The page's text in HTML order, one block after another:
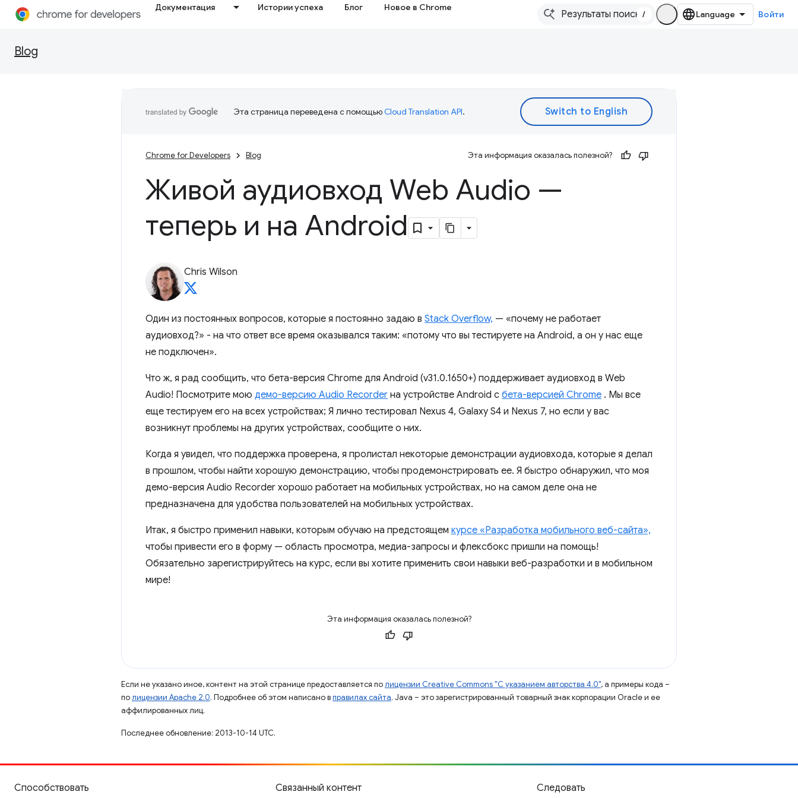
Документация Истории успеха Блог Новое в Chrome
/ Войти
Blog
Эта страница переведена с помощьюCloud Translation API.
Chrome for Developers Blog Эта информация оказалась полезной?
Живой аудиовход Web Audio —
теперь и на Android
Chris Wilson
Один из постоянных вопросов, которые я постоянно задаю в Stack Overflow, — «почему не работает
аудиовход?» - на что ответ все время оказывался таким: «потому что вы тестируете на Android, а он у нас еще
не подключен».
Что ж, я рад сообщить, что бета-версия Chrome для Android (v31.0.1650+) поддерживает аудиовход в Web
Audio! Посмотрите мою демо-версию Audio Recorder на устройстве Android с бета-версией Chrome . Мы все
еще тестируем его на всех устройствах; Я лично тестировал Nexus 4, Galaxy S4 и Nexus 7, но если у вас
возникнут проблемы на других устройствах, сообщите о них.
Когда я увидел, что поддержка проверена, я пролистал некоторые демонстрации аудиовхода, которые я делал
в прошлом, чтобы найти хорошую демонстрацию, чтобы продемонстрировать ее. Я быстро обнаружил, что моя
демо-версия Audio Recorder хорошо работает на мобильных устройствах, но на самом деле она не
предназначена для удобства пользователей на мобильных устройствах.
Итак, я быстро применил навыки, которым обучаю на предстоящем курсе «Разработка мобильного веб-сайта»,
чтобы привести его в форму — область просмотра, медиа-запросы и флексбокс пришли на помощь!
Обязательно зарегистрируйтесь на курс, если вы хотите применить свои навыки веб-разработки и в мобильном
мире!
Эта информация оказалась полезной?
Если не указано иное, контент на этой странице предоставляется полицензии Creative Commons "С указанием авторства 4.0", а примеры кода –
полицензии Apache 2.0. Подробнее об этом написано вправилах сайта. Java – это зарегистрированный товарный знак корпорации Oracle и ее
аффилированных лиц.
Последнее обновление: 2013-10-14 UTC.
Способствовать Связанный контент Следовать